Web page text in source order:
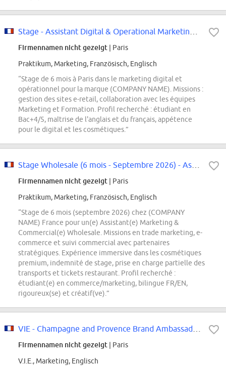
Firmennamen nicht gezeigt | Paris
Praktikum, Marketing, Französisch, Englisch
“Stage de 6 mois à Paris dans le marketing digital et
opérationnel pour la marque (COMPANY NAME). Missions :
gestion des sites e-retail, collaboration avec les équipes
Marketing et Formation. Profil recherché : étudiant en
Bac+4/5, maîtrise de l'anglais et du français, appétence
pour le digital et les cosmétiques.”
Firmennamen nicht gezeigt | Paris
Praktikum, Marketing, Französisch, Englisch
“Stage de 6 mois (septembre 2026) chez (COMPANY
NAME) France pour un(e) Assistant(e) Marketing &
Commercial(e) Wholesale. Missions en trade marketing, e-
commerce et suivi commercial avec partenaires
stratégiques. Expérience immersive dans les cosmétiques
premium, indemnité de stage, prise en charge partielle des
transports et tickets restaurant. Profil recherché :
étudiant(e) en commerce/marketing, bilingue FR/EN,
rigoureux(se) et créatif(ve).”
Firmennamen nicht gezeigt | Paris
V.I.E., Marketing, Englisch